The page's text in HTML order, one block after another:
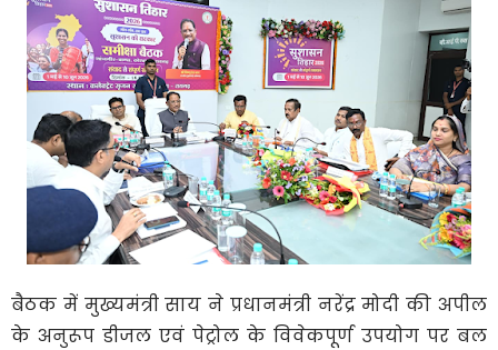
बैठक में मुख्यमंत्री साय ने प्रधानमंत्री नरेंद्र मोदी की अपील
के अनुरूप डीजल एवं पेट्रोल के विवेकपूर्ण उपयोग पर बल